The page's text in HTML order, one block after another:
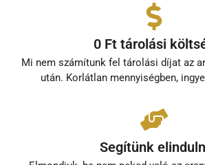
0 Ft tárolási
Mi nem számítunk fel tárolási díjat az
után. Korlátlan mennyiségben,
Segítünk